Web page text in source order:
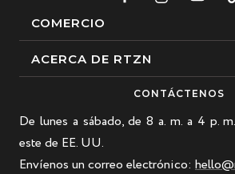
COMERCIO
Esposas
Pulsera de cuentas
Pulsera de cuero
Los más vendidos
ACERCA DE RTZN
Nuestra historia
Blogs
CONTÁCTENOS
De lunes a sábado, de 8 a. m. a 4 p.
este de EE. UU.
Envíenos un correo electrónico: